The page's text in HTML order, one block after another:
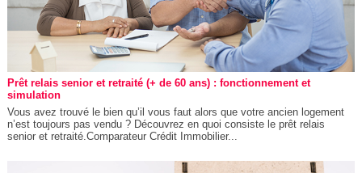
Prêt relais senior et retraité (+ de 60 ans) : fonctionnement et
simulation
Vous avez trouvé le bien qu’il vous faut alors que votre ancien logement
n’est toujours pas vendu ? Découvrez en quoi consiste le prêt relais
senior et retraité.Comparateur Crédit Immobilier...